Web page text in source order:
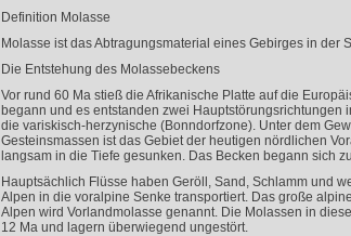
Definition Molasse
Molasse ist das Abtragungsmaterial eines Gebirges in der
Die Entstehung des Molassebeckens
Vor rund 60 Ma stieß die Afrikanische Platte auf die
begann und es entstanden zwei Hauptstörungsrichtungen
die variskisch-herzynische (Bonndorfzone). Unter dem
Gesteinsmassen ist das Gebiet der heutigen nördlichen
langsam in die Tiefe gesunken. Das Becken begann sich
Hauptsächlich Flüsse haben Geröll, Sand, Schlamm und
Alpen in die voralpine Senke transportiert. Das große
Alpen wird Vorlandmolasse genannt. Die Molassen in
12 Ma und lagern überwiegend ungestört.